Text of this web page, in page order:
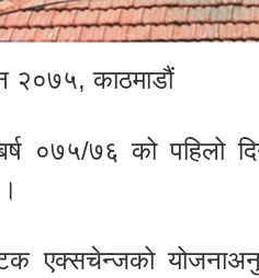
२०७५, काठमाडौं
०७५/७६ को पहिलो
एक्सचेन्जको